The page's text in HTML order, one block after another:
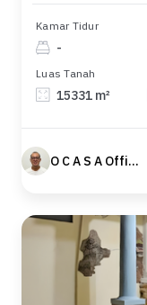
Kamar Tidur
-
Luas Tanah
15331 m²
O C A S A Official property perfected